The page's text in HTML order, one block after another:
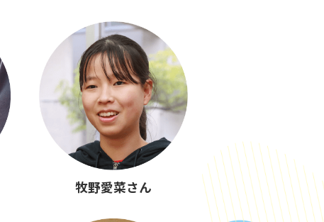
牧野愛菜さん